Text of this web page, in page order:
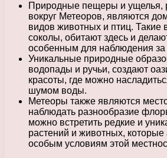
Природные пещеры и ущелья,
вокруг Метеоров, являются
видов животных и птиц. Такие
соколы, обитают здесь и
особенным для наблюдения за
Уникальные природные
водопады и ручьи, создают
красоты, где можно
шумом воды.
Метеоры также являются
наблюдать разнообразие
можно встретить редкие и
растений и животных, которые
особым условиям этой